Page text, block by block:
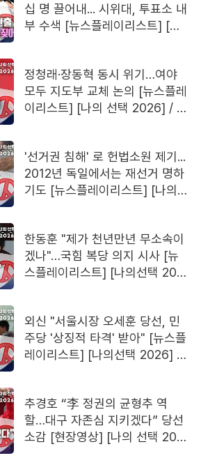
십 명 끌어내... 시위대, 투표소 내
부 수색 [뉴스플레이리스트] [나
정청래·장동혁 동시 위기…여야
모두 지도부 교체 논의 [뉴스플레
이리스트] [나의 선택 2026] / 채
'선거권 침해' 로 헌법소원 제기...
2012년 독일에서는 재선거 명하
기도 [뉴스플레이리스트] [나의
한동훈 "제가 천년만년 무소속이
겠나"…국힘 복당 의지 시사 [뉴
스플레이리스트] [나의선택 202
외신 "서울시장 오세훈 당선, 민
주당 '상징적 타격' 받아" [뉴스플
레이리스트] [나의선택 2026] /
추경호 “李 정권의 균형추 역
할…대구 자존심 지키겠다” 당선
소감 [현장영상] [나의 선택 202